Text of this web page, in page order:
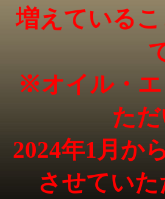
増えている
※オイル・エ
た
2024年1月か
させてい